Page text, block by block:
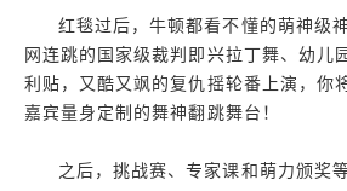
红毯过后，牛顿都看不懂的萌神级
网连跳的国家级裁判即兴拉丁舞、幼儿
利贴，又酷又飒的复仇摇轮番上演，你
嘉宾量身定制的舞神翻跳舞台！
之后，挑战赛、专家课和萌力颁奖